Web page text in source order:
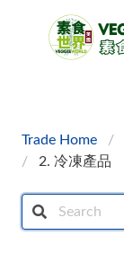
Trade Home
2. 冷凍產品